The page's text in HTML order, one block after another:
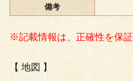
備考
※記載情報は、正確性を保
【 地図 】